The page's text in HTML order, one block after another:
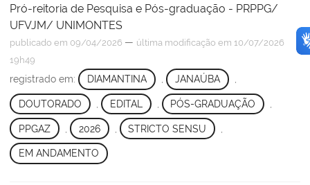
Pró-reitoria de Pesquisa e Pós-graduação - PRPPG/
UFVJM/ UNIMONTES
publicado em 09/04/2026 — última modificação em 10/07/2026
19h49
registrado em: DIAMANTINA , JANAÚBA ,
DOUTORADO EDITAL PÓS-GRADUAÇÃO
PPGAZ 2026 STRICTO SENSU
EM ANDAMENTO